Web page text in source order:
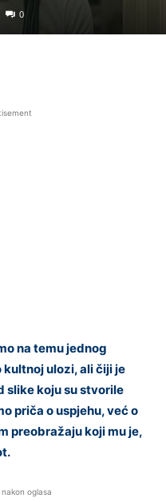
0
na temu jednog
ulozi, ali čiji je
slike koju su stvorile
priča o uspjehu, već o
preobražaju koji mu je,
oglasa